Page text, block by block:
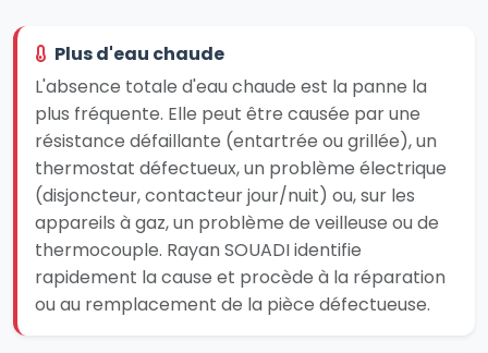
Plus d'eau chaude
L'absence totale d'eau chaude est la panne la
plus fréquente. Elle peut être causée par une
résistance défaillante (entartrée ou grillée), un
thermostat défectueux, un problème électrique
(disjoncteur, contacteur jour/nuit) ou, sur les
appareils à gaz, un problème de veilleuse ou de
thermocouple. Rayan SOUADI identifie
rapidement la cause et procède à la réparation
ou au remplacement de la pièce défectueuse.